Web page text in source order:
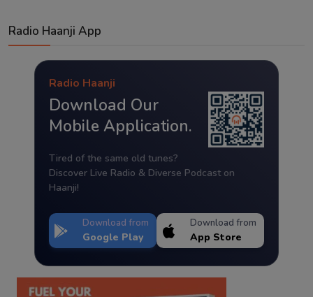
Radio Haanji App
Radio Haanji
Download Our
Mobile Application.
Tired of the same old tunes?
Discover Live Radio & Diverse Podcast on
Haanji!
Download from
Google Play
Download from
App Store